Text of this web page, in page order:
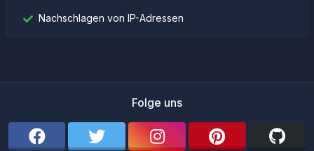
Nachschlagen von IP-Adressen
Folge uns